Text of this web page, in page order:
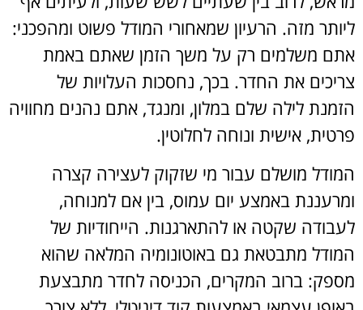
ליותר מזה. הרעיון שמאחורי המודל פשוט ומהפכני:
אתם משלמים רק על משך הזמן שאתם באמת
צריכים את החדר. בכך, נחסכות העלויות של
הזמנת לילה שלם במלון, ומנגד, אתם נהנים מחוויה
פרטית, אישית ונוחה לחלוטין.
המודל מושלם עבור מי שזקוק לעצירה קצרה
ומרעננת באמצע יום עמוס, בין אם למנוחה,
לעבודה שקטה או להתארגנות. הייחודיות של
המודל מתבטאת גם באוטונומיה המלאה שהוא
מספק: ברוב המקרים, הכניסה לחדר מתבצעת